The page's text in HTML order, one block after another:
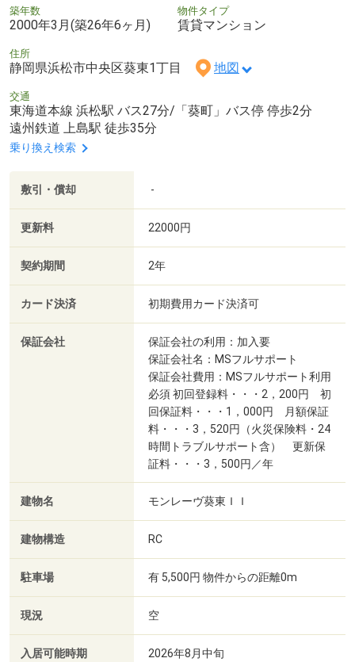
築年数
2000年3月(築26年6ヶ月)
物件タイプ
賃貸マンション
住所
静岡県浜松市中央区葵東1丁目 地図
交通
東海道本線 浜松駅 バス27分/「葵町」バス停 停歩2分
遠州鉄道 上島駅 徒歩35分
乗り換え検索
敷引・償却 -
更新料 22000円
契約期間 2年
カード決済 初期費用カード決済可
保証会社
保証会社の利用：加入要
保証会社名：MSフルサポート
保証会社費用：MSフルサポート利用
必須 初回登録料・・・2，200円 初
回保証料・・・1，000円 月額保証
料・・・3，520円（火災保険料・24
時間トラブルサポート含） 更新保
証料・・・3，500円／年
建物名 モンレーヴ葵東ＩＩ
建物構造 RC
駐車場 有 5,500円 物件からの距離0m
現況 空
入居可能時期 2026年8月中旬